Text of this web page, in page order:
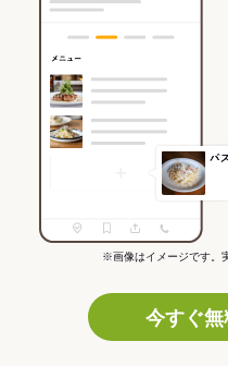
※画像はイメージです。
今すぐ